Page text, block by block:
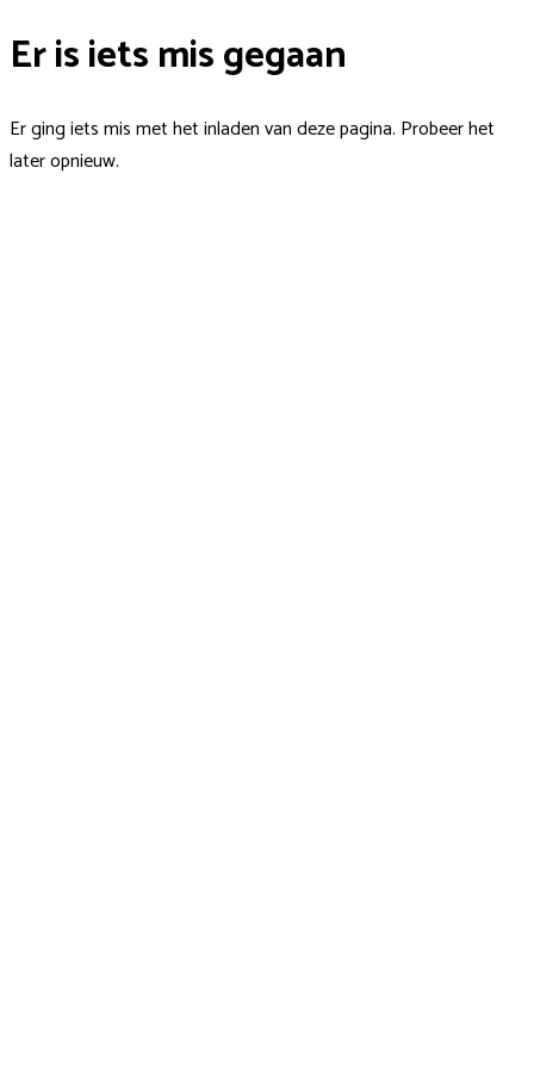
Er is iets mis gegaan
Er ging iets mis met het inladen van deze pagina. Probeer het
later opnieuw.